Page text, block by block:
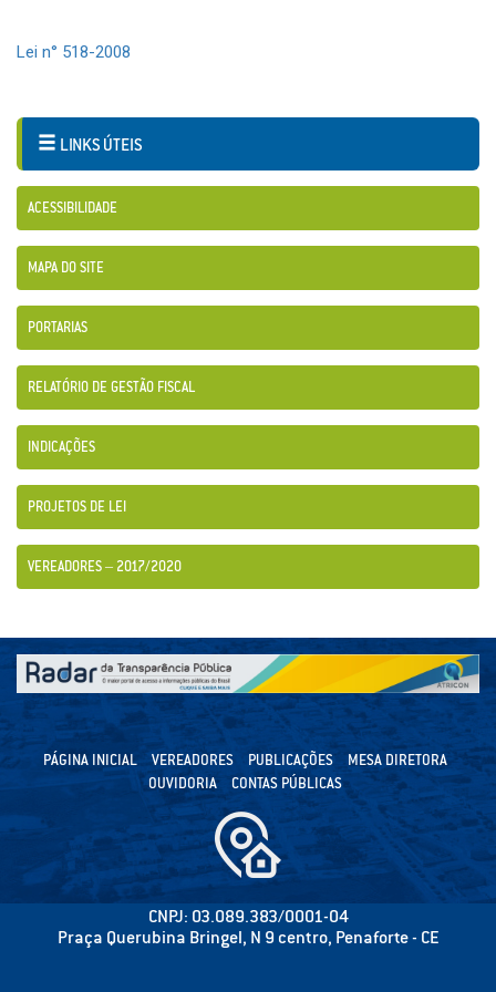
Lei n° 518-2008
LINKS ÚTEIS
ACESSIBILIDADE
MAPA DO SITE
PORTARIAS
RELATÓRIO DE GESTÃO FISCAL
INDICAÇÕES
PROJETOS DE LEI
VEREADORES – 2017/2020
PÁGINA INICIAL VEREADORES PUBLICAÇÕES
MESA DIRETORA
OUVIDORIA
CONTAS PÚBLICAS
CNPJ: 03.089.383/0001-04
Praça Querubina Bringel, N 9 centro, Penaforte - CE